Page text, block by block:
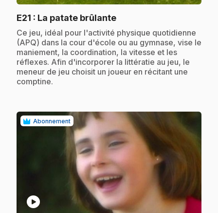
E21 : La patate brûlante.
.Ce jeu, idéal pour l'activité physique quotidienne
(APQ) dans la cour d'école ou au gymnase, vise le
maniement, la coordination, la vitesse et les
réflexes. Afin d'incorporer la littératie au jeu, le
meneur de jeu choisit un joueur en récitant une
comptine.
Abonnement
play_circle